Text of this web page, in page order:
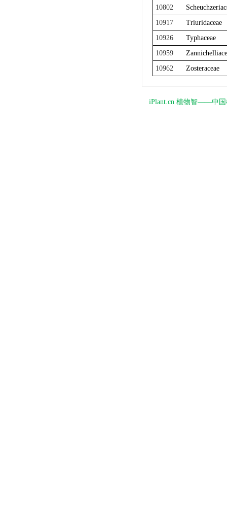
10802
10917
Triuridaceae
10926
Typhaceae
10959
10962
Zosteraceae
iPlant.cn 植物智——中国